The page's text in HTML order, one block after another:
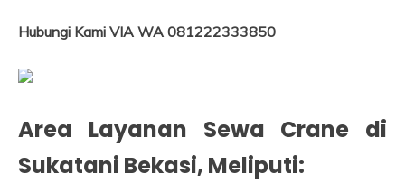
Hubungi Kami VIA WA 081222333850
Area Layanan Sewa Crane di
Sukatani Bekasi, Meliputi: